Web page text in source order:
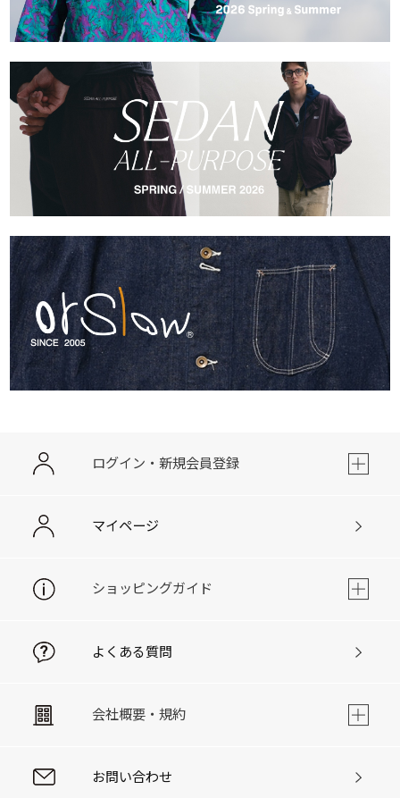
ログイン・新規会員登録
マイページ
ショッピングガイド
よくある質問
会社概要・規約
お問い合わせ